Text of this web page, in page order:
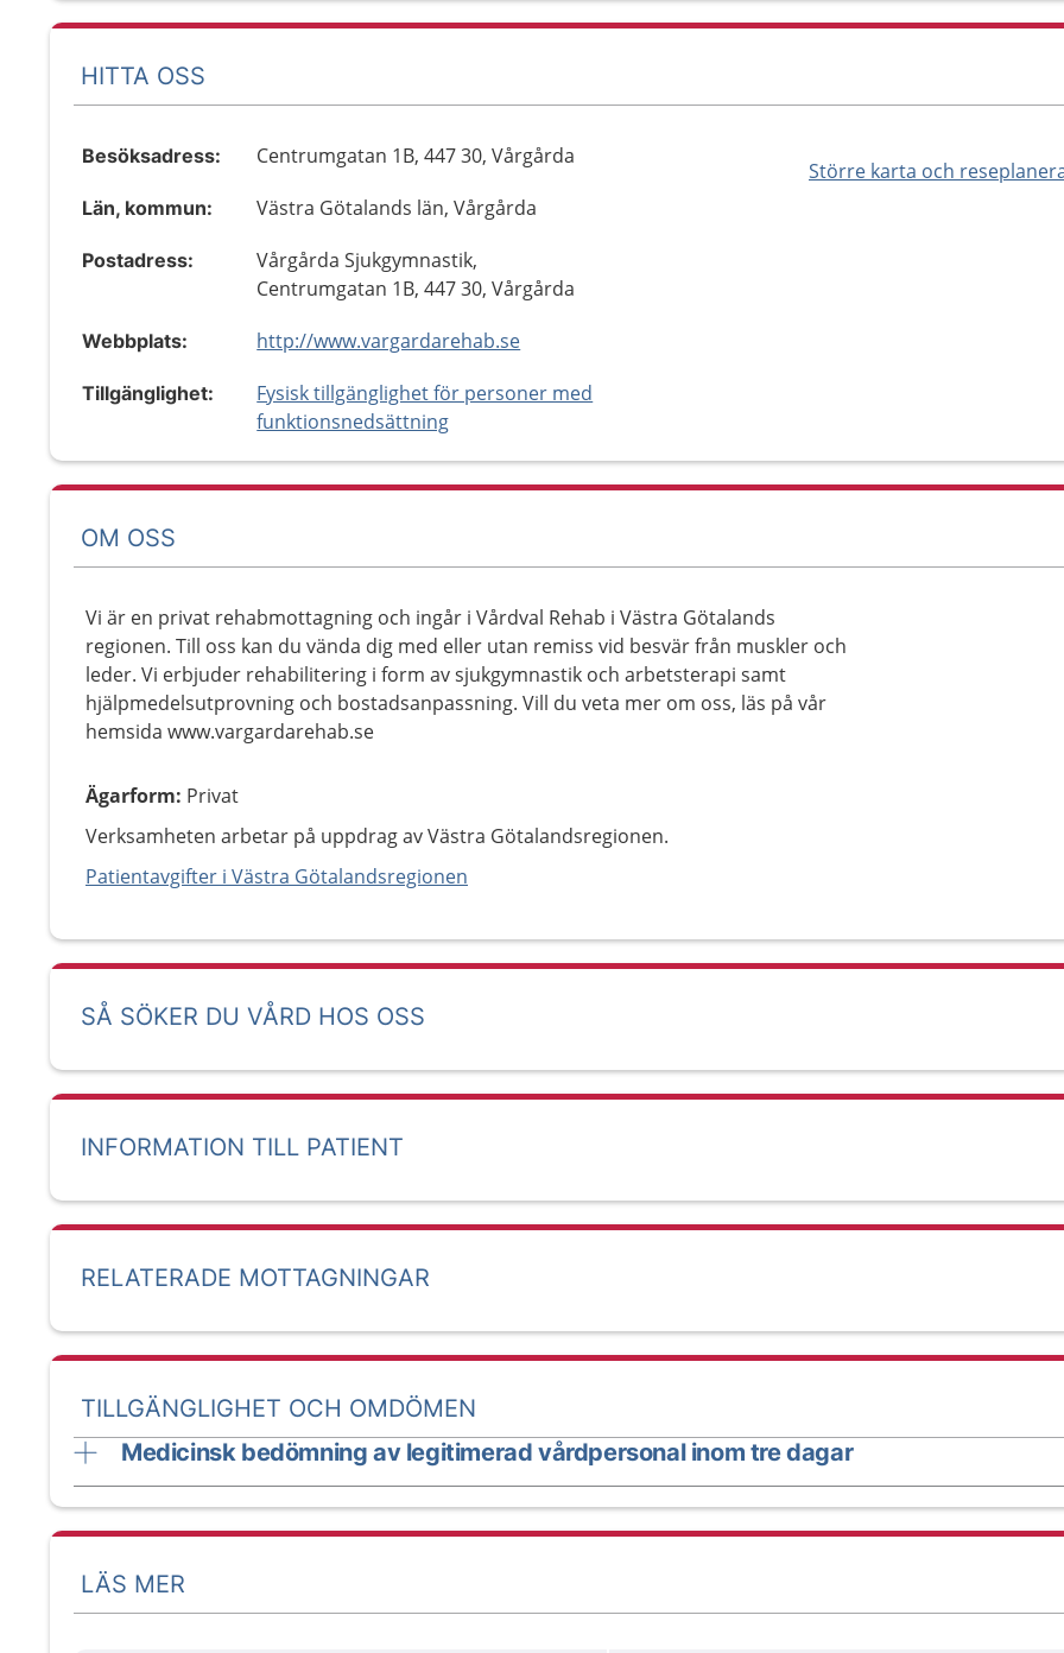
HITTA OSS
Större karta och
Besöksadress: Centrumgatan 1B, 447 30, Vårgårda
Län, kommun: Västra Götalands län, Vårgårda
Postadress:
Vårgårda Sjukgymnastik,
Centrumgatan 1B, 447 30, Vårgårda
Webbplats: http://www.vargardarehab.se
Tillgänglighet:
Fysisk tillgänglighet för personer med
funktionsnedsättning
OM OSS
Vi är en privat rehabmottagning och ingår i Vårdval Rehab i Västra Götalands
regionen. Till oss kan du vända dig med eller utan remiss vid besvär från muskler och
leder. Vi erbjuder rehabilitering i form av sjukgymnastik och arbetsterapi samt
hjälpmedelsutprovning och bostadsanpassning. Vill du veta mer om oss, läs på vår
hemsida www.vargardarehab.se
Ägarform: Privat
Verksamheten arbetar på uppdrag av Västra Götalandsregionen.
Patientavgifter i Västra Götalandsregionen
SÅ SÖKER DU VÅRD HOS OSS
INFORMATION TILL PATIENT
RELATERADE MOTTAGNINGAR
TILLGÄNGLIGHET OCH OMDÖMEN
Medicinsk bedömning av legitimerad vårdpersonal inom tre dagar
LÄS MER